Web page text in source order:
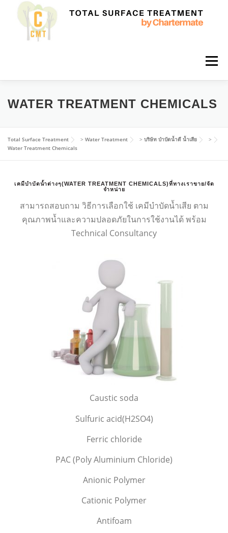
content
Menu
HOME เครื่องขัดเงา เครื่องลบคม
ติดตั้งดูแลระบบบำบัดน้ำ น้ำยาเคลือบ ปรับสภาพพื้นผิว
ID
MS
WATER TREATMENT CHEMICALS
Total Surface Treatment > Water Treatment > บริษัท บำบัดน้ำดี น้ำเสีย
>
Water Treatment Chemicals
เคมีบำบัดน้ำต่างๆ(WATER TREATMENT CHEMICALS)ที่ทางเราขาย/จัด
จำหน่าย
สามารถสอบถาม วิธีการเลือกใช้ เคมีบำบัดน้ำเสีย ตาม
คุณภาพน้ำและความปลอดภัยในการใช้งานได้ พร้อม
Technical Consultancy
Caustic soda
Sulfuric acid(H2SO4)
Ferric chloride
PAC (Poly Aluminium Chloride)
Anionic Polymer
Cationic Polymer
Antifoam